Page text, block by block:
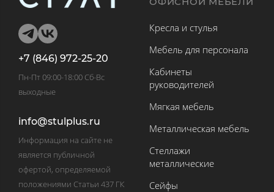
+7 (846) 972-25-20
Пн-Пт 09:00-18:00 Сб-Вс
выходные
info@stulplus.ru
Информация на сайте не
является публичной
офертой, определяемой
положениями Статьи 437 ГК
Кресла и стулья
Мебель для персонала
Кабинеты
руководителей
Мягкая мебель
Металлическая мебель
Стеллажи
металлические
Сейфы